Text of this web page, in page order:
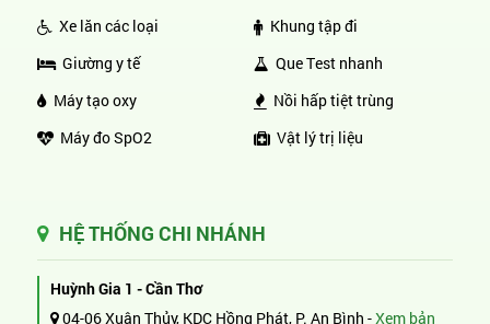
Xe lăn các loại
Giường y tế
Máy tạo oxy
Máy đo SpO2
Khung tập đi
Que Test nhanh
Nồi hấp tiệt trùng
Vật lý trị liệu
HỆ THỐNG CHI NHÁNH
Huỳnh Gia 1 - Cần Thơ
04-06 Xuân Thủy, KDC Hồng Phát, P. An Bình -Xem bản